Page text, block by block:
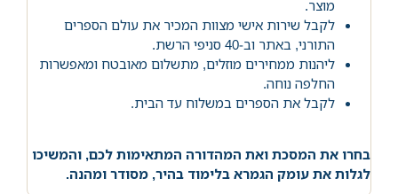
מוצר.
לקבל שירות אישי מצוות המכיר את עולם הספרים
התורני, באתר וב-40 סניפי הרשת.
ליהנות ממחירים מוזלים, מתשלום מאובטח ומאפשרות
החלפה נוחה.
לקבל את הספרים במשלוח עד הבית.
בחרו את המסכת ואת המהדורה המתאימות לכם, והמשיכו
לגלות את עומק הגמרא בלימוד בהיר, מסודר ומהנה.